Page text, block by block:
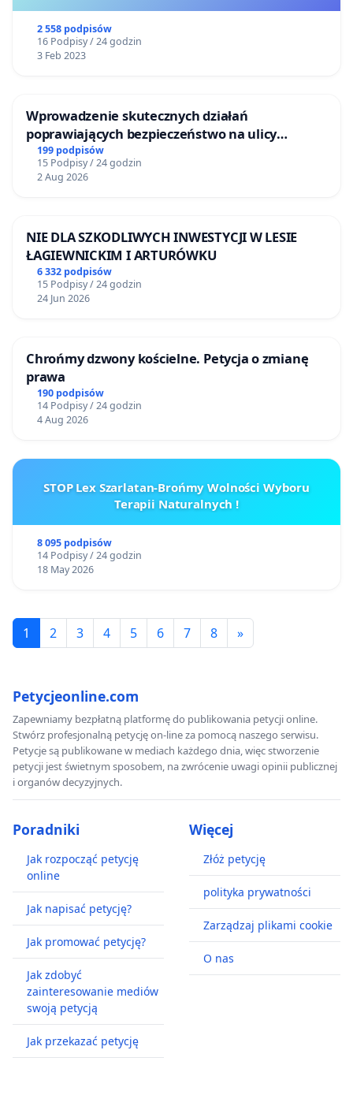
2 558 podpisów
16 Podpisy / 24 godzin
3 Feb 2023
Wprowadzenie skutecznych działań
poprawiających bezpieczeństwo na ulicy
Żeromskiego w Otwocku
199 podpisów
15 Podpisy / 24 godzin
2 Aug 2026
NIE DLA SZKODLIWYCH INWESTYCJI W LESIE
ŁAGIEWNICKIM I ARTURÓWKU
6 332 podpisów
15 Podpisy / 24 godzin
24 Jun 2026
Chrońmy dzwony kościelne. Petycja o zmianę
prawa
190 podpisów
14 Podpisy / 24 godzin
4 Aug 2026
STOP Lex Szarlatan-Brońmy Wolności Wyboru
Terapii Naturalnych !
8 095 podpisów
14 Podpisy / 24 godzin
18 May 2026
1 2 3 4 5 6 7 8 »
Petycjeonline.com
Zapewniamy bezpłatną platformę do publikowania petycji online.
Stwórz profesjonalną petycję on-line za pomocą naszego serwisu.
Petycje są publikowane w mediach każdego dnia, więc stworzenie
petycji jest świetnym sposobem, na zwrócenie uwagi opinii publicznej
i organów decyzyjnych.
Poradniki
Jak rozpocząć petycję
online
Jak napisać petycję?
Jak promować petycję?
Jak zdobyć
zainteresowanie mediów
swoją petycją
Jak przekazać petycję
Więcej
Złóż petycję
polityka prywatności
Zarządzaj plikami cookie
O nas